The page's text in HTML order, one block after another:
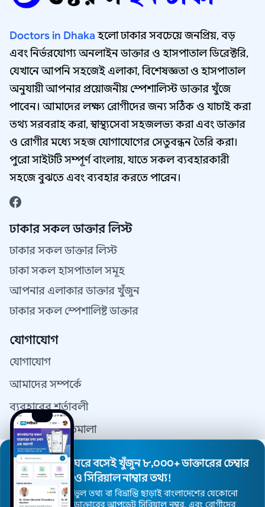
Doctors in Dhakaহলো ঢাকার সবচেয়ে জনপ্রিয়, বড়
এবং নির্ভরযোগ্য অনলাইন ডাক্তার ও হাসপাতাল ডিরেক্টরি,
যেখানে আপনি সহজেই এলাকা, বিশেষজ্ঞতা ও হাসপাতাল
অনুযায়ী আপনার প্রয়োজনীয় স্পেশালিস্ট ডাক্তার খুঁজে
পাবেন। আমাদের লক্ষ্য রোগীদের জন্য সঠিক ও যাচাই করা
তথ্য সরবরাহ করা, স্বাস্থ্যসেবা সহজলভ্য করা এবং ডাক্তার
ও রোগীর মধ্যে সহজ যোগাযোগের সেতুবন্ধন তৈরি করা।
পুরো সাইটটি সম্পূর্ণ বাংলায়, যাতে সকল ব্যবহারকারী
সহজে বুঝতে এবং ব্যবহার করতে পারেন।
ঢাকার সকল ডাক্তার লিস্ট
ঢাকার সকল ডাক্তার লিস্ট
ঢাকা সকল হাসপাতাল সমূহ
আপনার এলাকার ডাক্তার খুঁজুন
ঢাকার সকল স্পেশালিষ্ট ডাক্তার
যোগাযোগ
যোগাযোগ
আমাদের সম্পর্কে
ব্যবহারের শর্তাবলী
গোপনীয়তা নীতিমালা
যোগাযোগ
ডাক্তার রেজিস্ট্রেশন
ঘরে বসেই খুঁজুন ৮,০০০+ ডাক্তারের চেম্বার
ও সিরিয়াল নাম্বার তথ্য!
ভুল তথ্য বা বিভ্রান্তি ছাড়াই বাংলাদেশের যেকোনো
ডাক্তারের আপডেট সিরিয়াল নম্বর, এবং রোগীদের